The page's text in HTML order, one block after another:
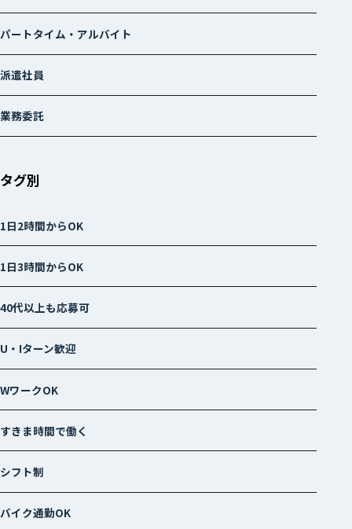
パートタイム・アルバイト
派遣社員
業務委託
タグ別
1日2時間からOK
1日3時間からOK
40代以上も応募可
U・Iターン歓迎
WワークOK
すきま時間で働く
シフト制
バイク通勤OK